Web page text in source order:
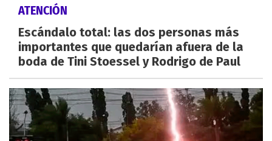
ATENCIÓN
Escándalo total: las dos personas más
importantes que quedarían afuera de la
boda de Tini Stoessel y Rodrigo de Paul